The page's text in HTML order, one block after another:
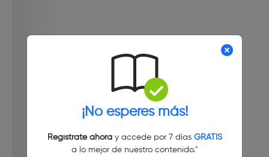
¡No esperes más!
Regístrate ahoray accede por 7 días GRATIS
a lo mejor de nuestro contenido."